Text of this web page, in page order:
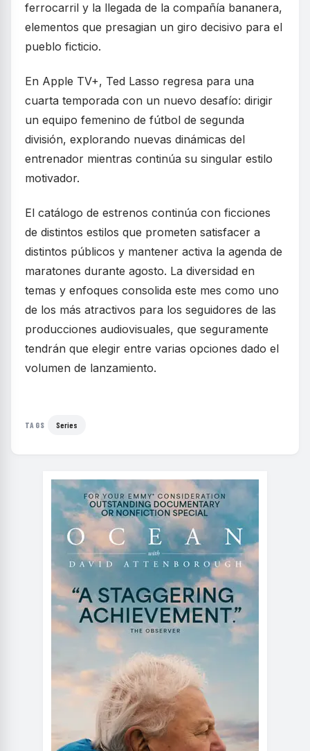
ferrocarril y la llegada de la compañía bananera,
elementos que presagian un giro decisivo para el
pueblo ficticio.
En Apple TV+, Ted Lasso regresa para una
cuarta temporada con un nuevo desafío: dirigir
un equipo femenino de fútbol de segunda
división, explorando nuevas dinámicas del
entrenador mientras continúa su singular estilo
motivador.
El catálogo de estrenos continúa con ficciones
de distintos estilos que prometen satisfacer a
distintos públicos y mantener activa la agenda de
maratones durante agosto. La diversidad en
temas y enfoques consolida este mes como uno
de los más atractivos para los seguidores de las
producciones audiovisuales, que seguramente
tendrán que elegir entre varias opciones dado el
volumen de lanzamiento.
TAGS Series